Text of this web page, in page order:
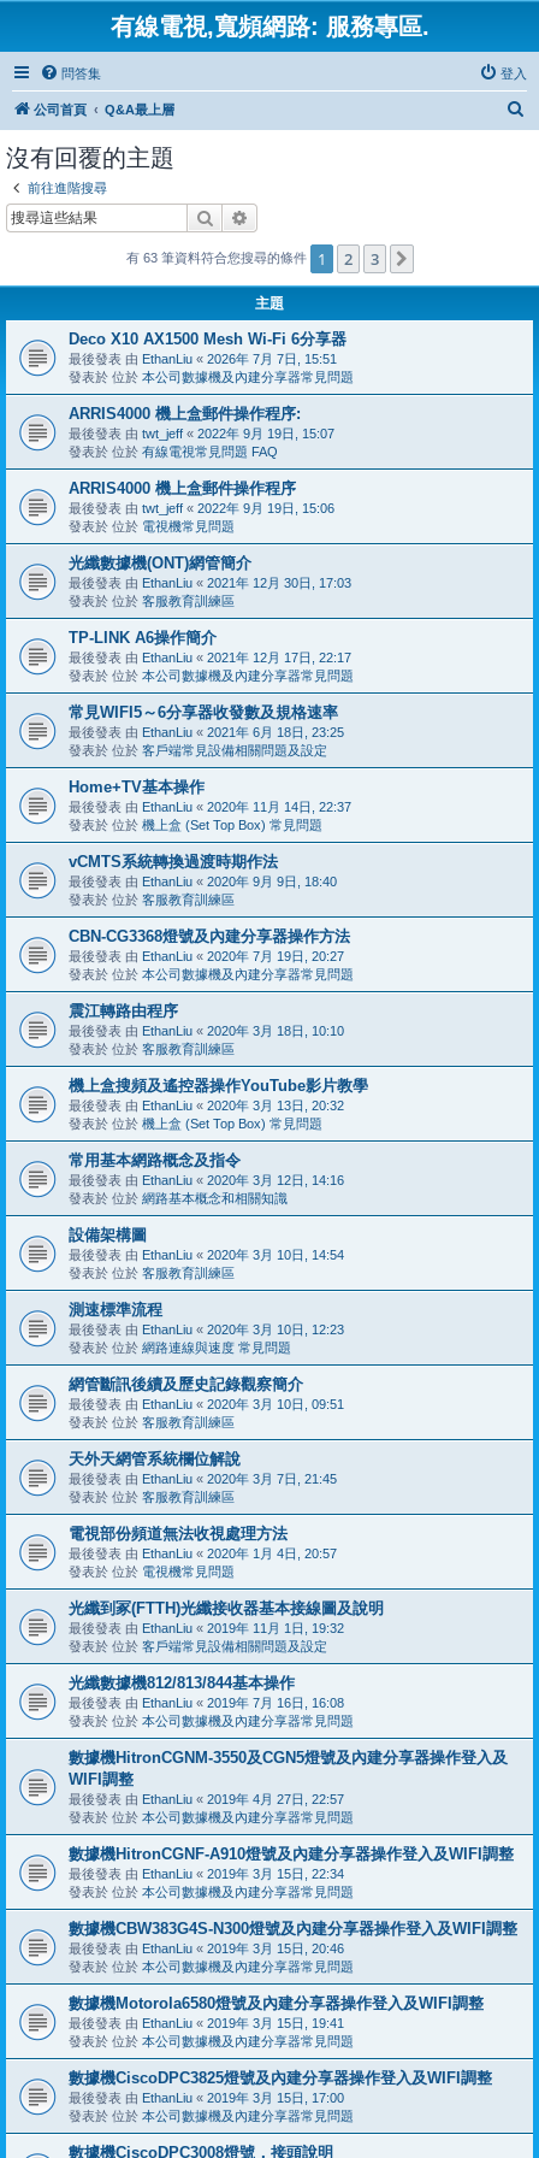
有線電視,寬頻網路: 服務專區.
問答集 登入
公司首頁 Q&A最上層
沒有回覆的主題
前往進階搜尋
搜尋
有 63 筆資料符合您搜尋的條件 1 2 3
主題
Deco X10 AX1500 Mesh Wi-Fi 6分享器
最後發表 由 EthanLiu « 2026年 7月 7日, 15:51
發表於 位於 本公司數據機及內建分享器常見問題
ARRIS4000 機上盒郵件操作程序:
最後發表 由 twt_jeff « 2022年 9月 19日, 15:07
發表於 位於 有線電視常見問題 FAQ
ARRIS4000 機上盒郵件操作程序
最後發表 由 twt_jeff « 2022年 9月 19日, 15:06
發表於 位於 電視機常見問題
光纖數據機(ONT)網管簡介
最後發表 由 EthanLiu « 2021年 12月 30日, 17:03
發表於 位於 客服教育訓練區
TP-LINK A6操作簡介
最後發表 由 EthanLiu « 2021年 12月 17日, 22:17
發表於 位於 本公司數據機及內建分享器常見問題
常見WIFI5～6分享器收發數及規格速率
最後發表 由 EthanLiu « 2021年 6月 18日, 23:25
發表於 位於 客戶端常見設備相關問題及設定
Home+TV基本操作
最後發表 由 EthanLiu « 2020年 11月 14日, 22:37
發表於 位於 機上盒 (Set Top Box) 常見問題
vCMTS系統轉換過渡時期作法
最後發表 由 EthanLiu « 2020年 9月 9日, 18:40
發表於 位於 客服教育訓練區
CBN-CG3368燈號及內建分享器操作方法
最後發表 由 EthanLiu « 2020年 7月 19日, 20:27
發表於 位於 本公司數據機及內建分享器常見問題
震江轉路由程序
最後發表 由 EthanLiu « 2020年 3月 18日, 10:10
發表於 位於 客服教育訓練區
機上盒搜頻及遙控器操作YouTube影片教學
最後發表 由 EthanLiu « 2020年 3月 13日, 20:32
發表於 位於 機上盒 (Set Top Box) 常見問題
常用基本網路概念及指令
最後發表 由 EthanLiu « 2020年 3月 12日, 14:16
發表於 位於 網路基本概念和相關知識
設備架構圖
最後發表 由 EthanLiu « 2020年 3月 10日, 14:54
發表於 位於 客服教育訓練區
測速標準流程
最後發表 由 EthanLiu « 2020年 3月 10日, 12:23
發表於 位於 網路連線與速度 常見問題
網管斷訊後續及歷史記錄觀察簡介
最後發表 由 EthanLiu « 2020年 3月 10日, 09:51
發表於 位於 客服教育訓練區
天外天網管系統欄位解說
最後發表 由 EthanLiu « 2020年 3月 7日, 21:45
發表於 位於 客服教育訓練區
電視部份頻道無法收視處理方法
最後發表 由 EthanLiu « 2020年 1月 4日, 20:57
發表於 位於 電視機常見問題
光纖到冢(FTTH)光纖接收器基本接線圖及說明
最後發表 由 EthanLiu « 2019年 11月 1日, 19:32
發表於 位於 客戶端常見設備相關問題及設定
光纖數據機812/813/844基本操作
最後發表 由 EthanLiu « 2019年 7月 16日, 16:08
發表於 位於 本公司數據機及內建分享器常見問題
數據機HitronCGNM-3550及CGN5燈號及內建分享器操作登入及
WIFI調整
最後發表 由 EthanLiu « 2019年 4月 27日, 22:57
發表於 位於 本公司數據機及內建分享器常見問題
數據機HitronCGNF-A910燈號及內建分享器操作登入及WIFI調整
最後發表 由 EthanLiu « 2019年 3月 15日, 22:34
發表於 位於 本公司數據機及內建分享器常見問題
數據機CBW383G4S-N300燈號及內建分享器操作登入及WIFI調整
最後發表 由 EthanLiu « 2019年 3月 15日, 20:46
發表於 位於 本公司數據機及內建分享器常見問題
數據機Motorola6580燈號及內建分享器操作登入及WIFI調整
最後發表 由 EthanLiu « 2019年 3月 15日, 19:41
發表於 位於 本公司數據機及內建分享器常見問題
數據機CiscoDPC3825燈號及內建分享器操作登入及WIFI調整
最後發表 由 EthanLiu « 2019年 3月 15日, 17:00
發表於 位於 本公司數據機及內建分享器常見問題
數據機CiscoDPC3008燈號，接頭說明